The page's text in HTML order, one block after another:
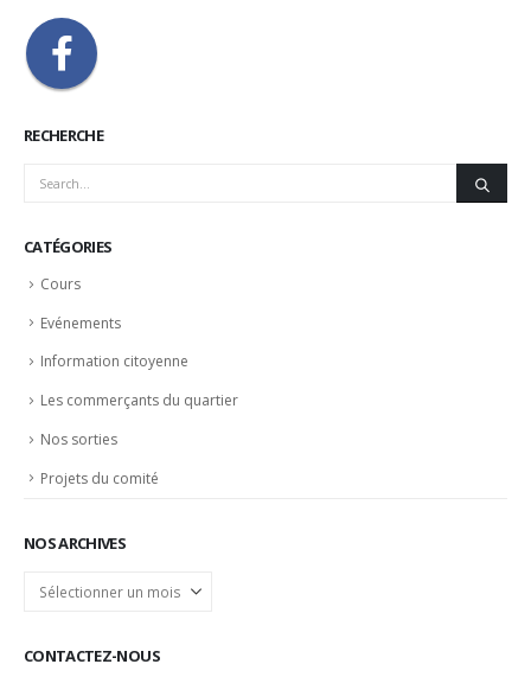
RECHERCHE
CATÉGORIES
Cours
Evénements
Information citoyenne
Les commerçants du quartier
Nos sorties
Projets du comité
NOS ARCHIVES
Nos
CONTACTEZ-NOUS